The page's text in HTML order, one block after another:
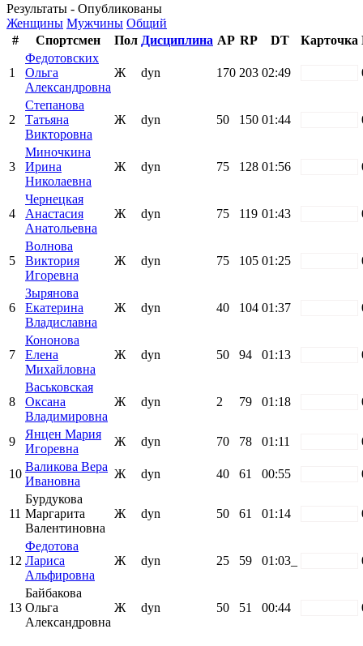
Результаты - Опубликованы
Женщины Мужчины Общий
#
Спортсмен Пол Дисциплина AP RP DT Карточка
1
Федотовских
Ольга
Александровна
Ж dyn 170 203 02:49
2
Степанова
Татьяна
Викторовна
Ж dyn 50 150 01:44
3
Миночкина
Ирина
Николаевна
Ж dyn 75 128 01:56
4
Чернецкая
Анастасия
Анатольевна
Ж dyn 75 119 01:43
5
Волнова
Виктория
Игоревна
Ж dyn 75 105 01:25
6
Зырянова
Екатерина
Владиславна
Ж dyn 40 104 01:37
7
Кононова
Елена
Михайловна
Ж dyn 50 94 01:13
8
Васьковская
Оксана
Владимировна
Ж dyn 2 79 01:18
9
Янцен Мария
Игоревна
Ж dyn 70 78 01:11
10
Валикова Вера
Ивановна
Ж dyn 40 61 00:55
11
Бурдукова
Маргарита
Валентиновна
Ж dyn 50 61 01:14
12
Федотова
Лариса
Альфировна
Ж dyn 25 59 01:03_
13
Байбакова
Ольга
Александровна
Ж dyn 50 51 00:44